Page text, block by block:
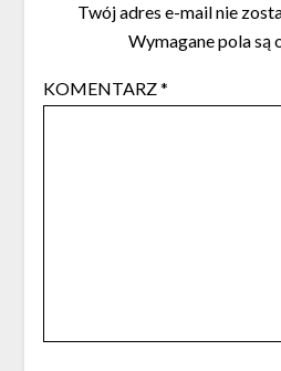
Twój adres e-mail nie
Wymagane pola są
KOMENTARZ*